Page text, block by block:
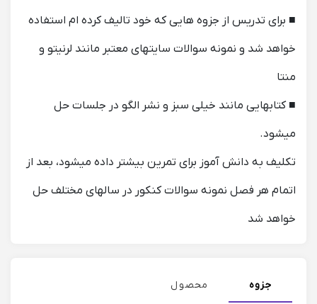
■ برای تدریس از جزوه هایی که خود تالیف کرده ام استفاده
خواهد شد و نمونه سوالات سایتهای معتبر مانند لرنیتو و
منتا
■ کتابهایی مانند خیلی سبز و نشر الگو در جلسات حل
میشود.
تکلیف به دانش آموز برای تمرین بیشتر داده میشود، بعد از
اتمام هر فصل نمونه سوالات کنکور در سالهای مختلف حل
خواهد شد
جزوه محصول